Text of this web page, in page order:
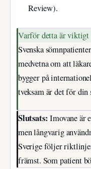
Review).
Varför detta är viktigt
Svenska
medvetna om att
bygger på
tveksam är det för din
Slutsats: Imovane är
men långvarig
Sverige följer
främst. Som patient